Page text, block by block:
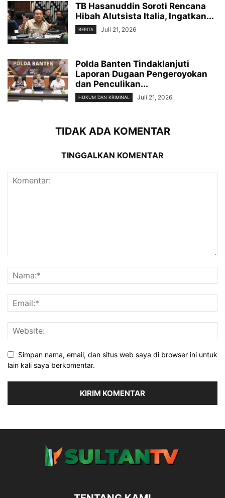
TB Hasanuddin Soroti Rencana
Hibah Alutsista Italia, Ingatkan...
BERITA Juli 21, 2026
Polda Banten Tindaklanjuti
Laporan Dugaan Pengeroyokan
dan Penculikan...
HUKUM DAN KRIMINAL Juli 21, 2026
TIDAK ADA KOMENTAR
TINGGALKAN KOMENTAR
Simpan nama, email, dan situs web saya di browser ini untuk
lain kali saya berkomentar.